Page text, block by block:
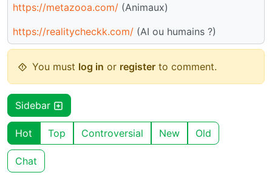
https://metazooa.com/ (Animaux)
https://realitycheckk.com/ (AI ou humains ?)
You must log in or register to comment.
Sidebar
Hot Top Controversial New Old
Chat